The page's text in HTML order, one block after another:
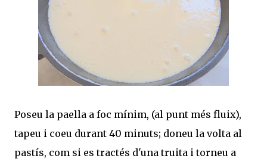
Poseu la paella a foc mínim, (al punt més fluix),
tapeu i coeu durant 40 minuts; doneu la volta al
pastís, com si es tractés d'una truita i torneu a